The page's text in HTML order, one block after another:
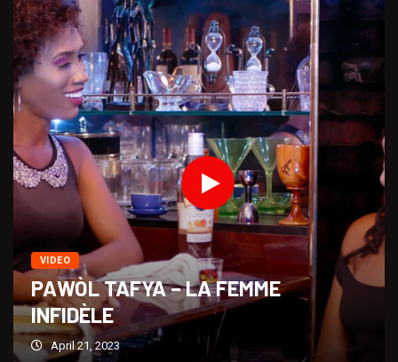
VIDEO
PAWÒL TAFYA – LA FEMME
INFIDÈLE
April 21, 2023